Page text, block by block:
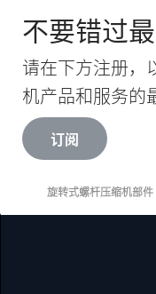
不要错过最
请在下方注册，
机产品和服务的
订阅
旋转式螺杆压缩机部件